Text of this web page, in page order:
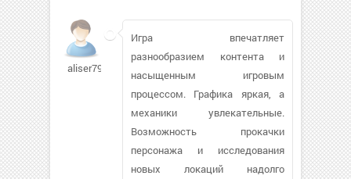
aliser79
Игра впечатляет
разнообразием контента и
насыщенным игровым
процессом. Графика яркая, а
механики увлекательные.
Возможность прокачки
персонажа и исследования
новых локаций надолго